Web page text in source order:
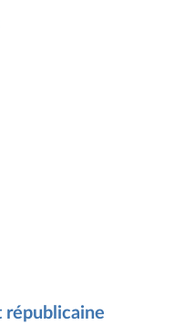
républicaine